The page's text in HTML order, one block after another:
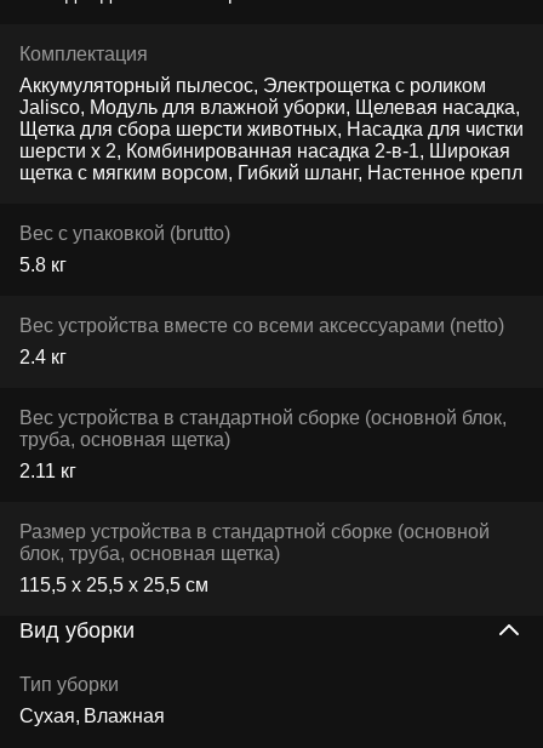
Комплектация
Аккумуляторный пылесос, Электрощетка с роликом
Jalisco, Модуль для влажной уборки, Щелевая насадка,
Щетка для сбора шерсти животных, Насадка для чистки
шерсти х 2, Комбинированная насадка 2-в-1, Широкая
щетка с мягким ворсом, Гибкий шланг, Настенное крепл
Вес с упаковкой (brutto)
5.8 кг
Вес устройства вместе со всеми аксессуарами (netto)
2.4 кг
Вес устройства в стандартной сборке (основной блок,
труба, основная щетка)
2.11 кг
Размер устройства в стандартной сборке (основной
блок, труба, основная щетка)
115,5 x 25,5 x 25,5 см
Вид уборки
Тип уборки
Сухая Влажная